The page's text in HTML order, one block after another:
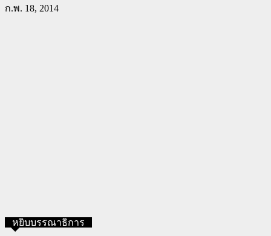
ก.พ. 18, 2014
หยิบบรรณาธิการ